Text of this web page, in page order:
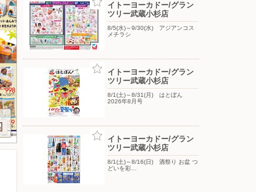
イトーヨーカドー/グラン
ツリー武蔵小杉店
8/5(水)～9/30(水) アジアンコス
メチラシ
イトーヨーカドー/グラン
ツリー武蔵小杉店
8/1(土)～8/31(月) はとぼん
2026年8月号
イトーヨーカドー/グラン
ツリー武蔵小杉店
8/1(土)～8/16(日) 酒祭り お盆 つ
どいを彩…